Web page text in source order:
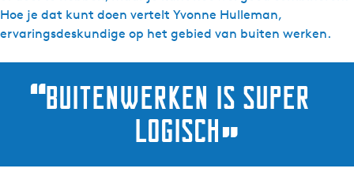
a
g
e
Hoe je dat kunt doen vertelt Yvonne Hulleman,
ervaringsdeskundige op het gebied van buiten werken.
“Buitenwerken is super
logisch”